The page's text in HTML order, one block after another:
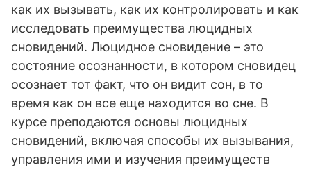
как их вызывать, как их контролировать и как
исследовать преимущества люцидных
сновидений. Люцидное сновидение – это
состояние осознанности, в котором сновидец
осознает тот факт, что он видит сон, в то
время как он все еще находится во сне. В
курсе преподаются основы люцидных
сновидений, включая способы их вызывания,
управления ими и изучения преимуществ